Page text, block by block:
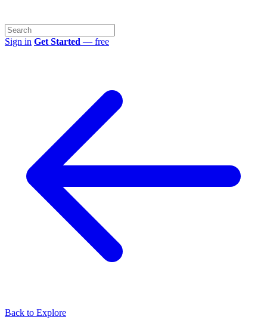
Sign in Get Started — free
Back to Explore